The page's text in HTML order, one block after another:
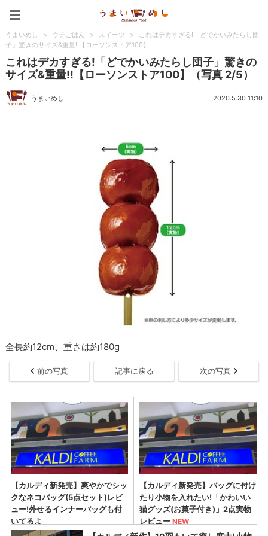
うまいめし > ウチごはん > スイーツ >
これはデカすぎる!「どでかいみたらし団
子」驚きのサイズ&重量!!【ローソンストア100】
これはデカすぎる!「どでかいみたらし団子」驚きの
サイズ&重量!!【ローソンストア100】（写真 2/5）
うまいめし 2020.5.30 11:10
全長約12cm、重さは約180g
前の写真 記事に戻る 次の写真